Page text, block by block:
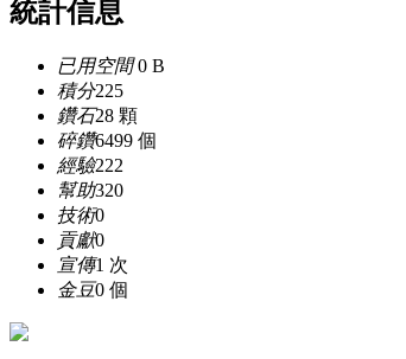
統計信息
已用空間0 B
積分225
鑽石28 顆
碎鑽6499 個
經驗222
幫助320
技術0
貢獻0
宣傳1 次
金豆0 個